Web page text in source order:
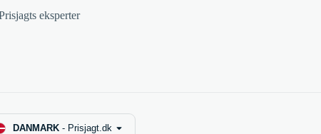
eksperter
DANMARK - Prisjagt.dk